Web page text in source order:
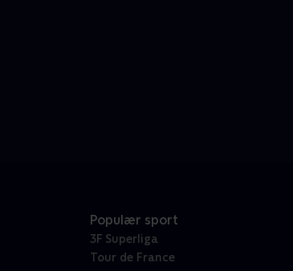
Populær sport
3F Superliga
Tour de France